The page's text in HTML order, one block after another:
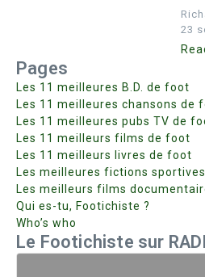
23
Pages
Les 11 meilleures B.D. de foot
Les 11 meilleures chansons de
Les 11 meilleures pubs TV de
Les 11 meilleurs films de foot
Les 11 meilleurs livres de foot
Les meilleures fictions
Les meilleurs films
Qui es-tu, Footichiste ?
Who’s who
Le Footichiste sur